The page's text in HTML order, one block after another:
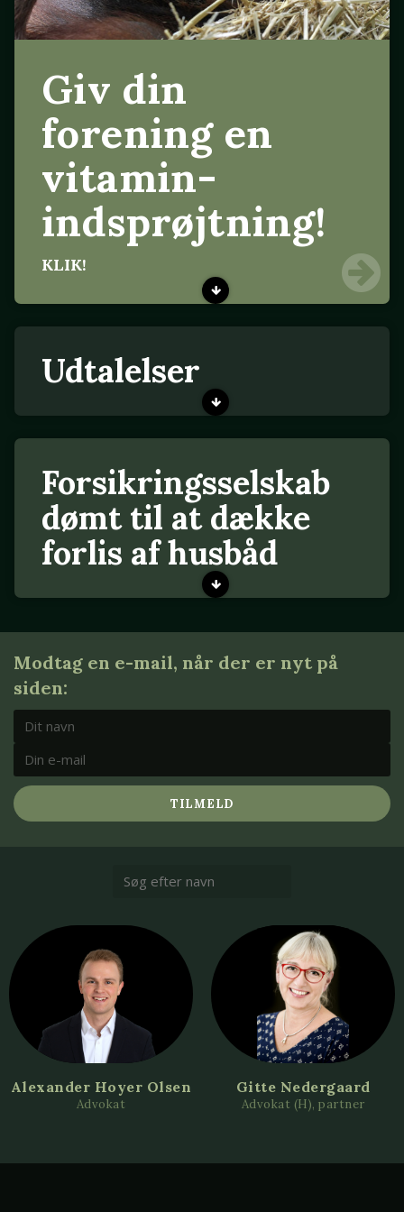
Giv din
forening en
vitamin-
indsprøjtning!
KLIK!
Udtalelser
Forsikringsselskab
dømt til at dække
forlis af husbåd
Modtag en e-mail, når der er nyt på
siden:
TILMELD
Alexander Hoyer Olsen
Advokat
Gitte Nedergaard
Advokat (H), partner